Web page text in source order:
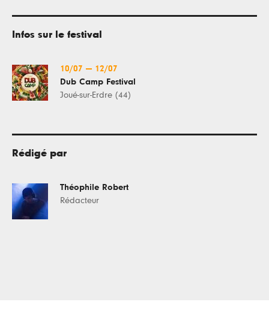
Infos sur le festival
10/07 — 12/07
Dub Camp Festival
Joué-sur-Erdre (44)
Rédigé par
Théophile Robert
Rédacteur